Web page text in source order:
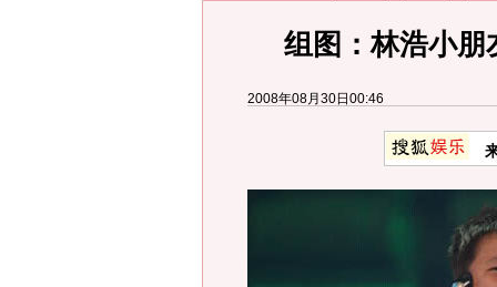
组图：林浩小朋
2008年08月30日00:46